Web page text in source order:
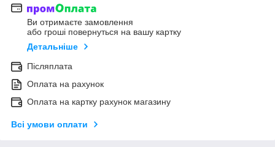
Ви отримаєте замовлення
або гроші повернуться на вашу картку
Детальніше
Післяплата
Оплата на рахунок
Оплата на картку рахунок магазину
Всі умови оплати